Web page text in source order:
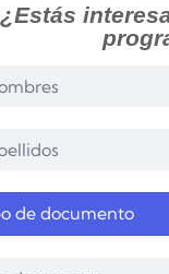
¿Estás